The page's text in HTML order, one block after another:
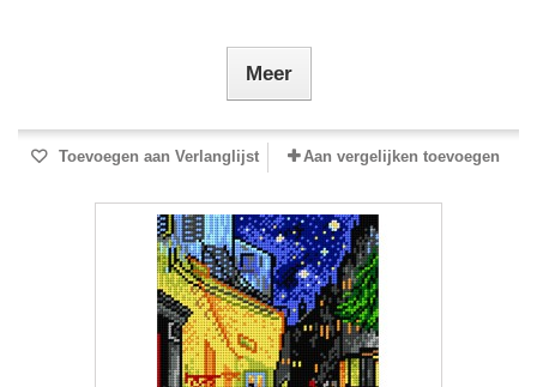
Meer
Toevoegen aan Verlanglijst Aan vergelijken toevoegen